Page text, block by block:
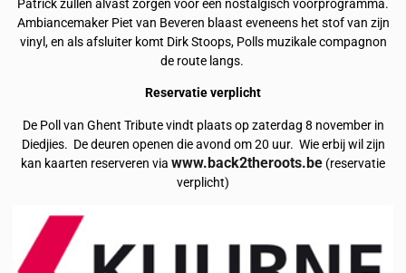
Patrick zullen alvast zorgen voor een nostalgisch voorprogramma.
Ambiancemaker Piet van Beveren blaast eveneens het stof van zijn
vinyl, en als afsluiter komt Dirk Stoops, Polls muzikale compagnon
de route langs.
Reservatie verplicht
De Poll van Ghent Tribute vindt plaats op zaterdag 8 november in
Diedjies. De deuren openen die avond om 20 uur. Wie erbij wil zijn
kan kaarten reserveren via www.back2theroots.be (reservatie
verplicht)